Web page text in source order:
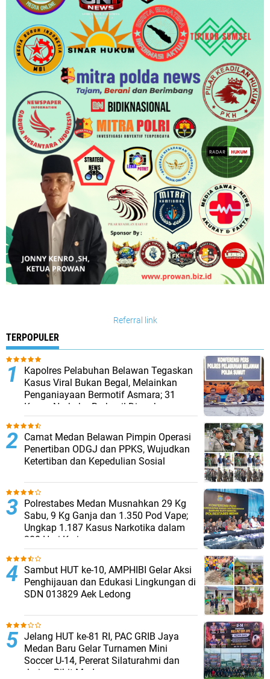
Referral link
TERPOPULER
Kapolres Pelabuhan Belawan Tegaskan
Kasus Viral Bukan Begal, Melainkan
Penganiayaan Bermotif Asmara; 31
Kasus Narkoba Berhasil Diungkap
Camat Medan Belawan Pimpin Operasi
Penertiban ODGJ dan PPKS, Wujudkan
Ketertiban dan Kepedulian Sosial
Polrestabes Medan Musnahkan 29 Kg
Sabu, 9 Kg Ganja dan 1.350 Pod Vape;
Ungkap 1.187 Kasus Narkotika dalam
300 Hari Kerja
Sambut HUT ke-10, AMPHIBI Gelar Aksi
Penghijauan dan Edukasi Lingkungan di
SDN 013829 Aek Ledong
Jelang HUT ke-81 RI, PAC GRIB Jaya
Medan Baru Gelar Turnamen Mini
Soccer U-14, Pererat Silaturahmi dan
Jaring Bibit Muda